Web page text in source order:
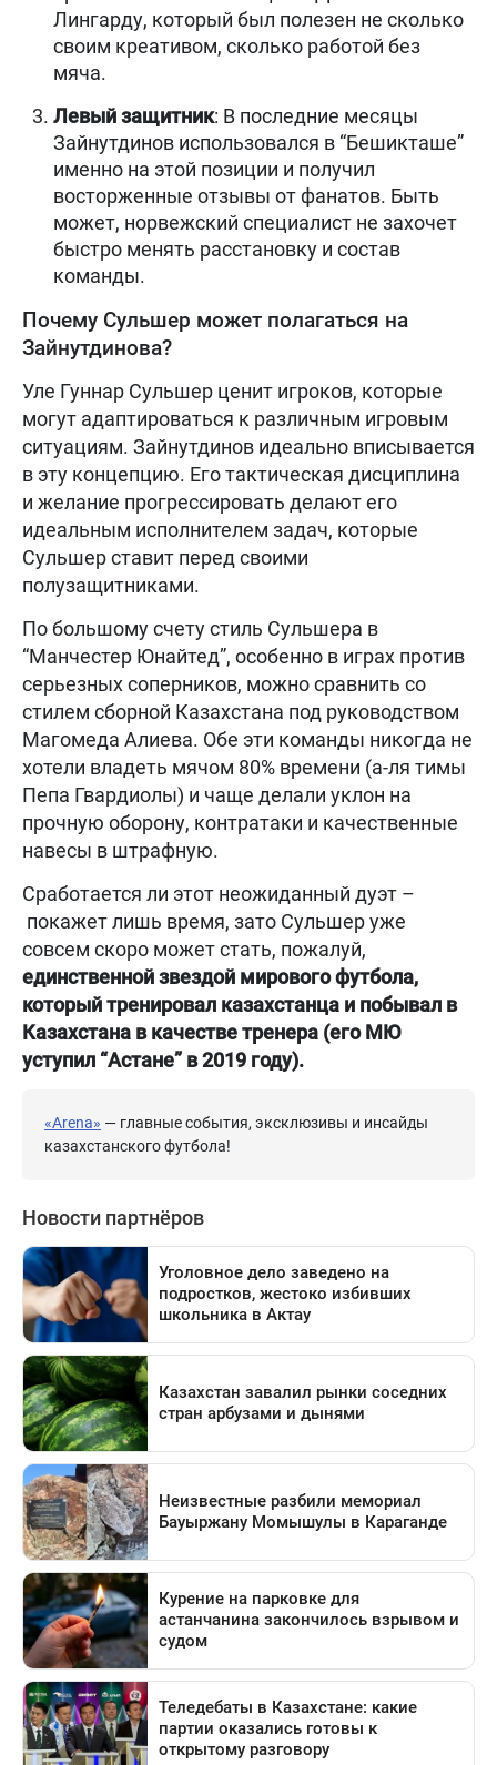
Лингарду, который был полезен не сколько
своим креативом, сколько работой без
мяча.
Левый защитник: В последние месяцы
Зайнутдинов использовался в “Бешикташе”
именно на этой позиции и получил
восторженные отзывы от фанатов. Быть
может, норвежский специалист не захочет
быстро менять расстановку и состав
команды.
Почему Сульшер может полагаться на
Зайнутдинова?
Уле Гуннар Сульшер ценит игроков, которые
могут адаптироваться к различным игровым
ситуациям. Зайнутдинов идеально вписывается
в эту концепцию. Его тактическая дисциплина
и желание прогрессировать делают его
идеальным исполнителем задач, которые
Сульшер ставит перед своими
полузащитниками.
По большому счету стиль Сульшера в
“Манчестер Юнайтед”, особенно в играх против
серьезных соперников, можно сравнить со
стилем сборной Казахстана под руководством
Магомеда Алиева. Обе эти команды никогда не
хотели владеть мячом 80% времени (а-ля тимы
Пепа Гвардиолы) и чаще делали уклон на
прочную оборону, контратаки и качественные
навесы в штрафную.
Сработается ли этот неожиданный дуэт –
покажет лишь время, зато Сульшер уже
совсем скоро может стать, пожалуй,
единственной звездой мирового футбола,
который тренировал казахстанца и побывал в
Казахстана в качестве тренера (его МЮ
уступил “Астане” в 2019 году).
«Arena» — главные события, эксклюзивы и инсайды
казахстанского футбола!